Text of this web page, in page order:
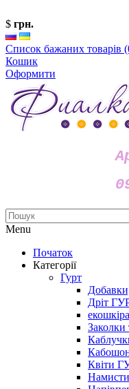
$ грн.
Список бажаних товарів
Кошик
Оформити
Menu
Початок
Категорії
Гурт
Дріт
Квіти